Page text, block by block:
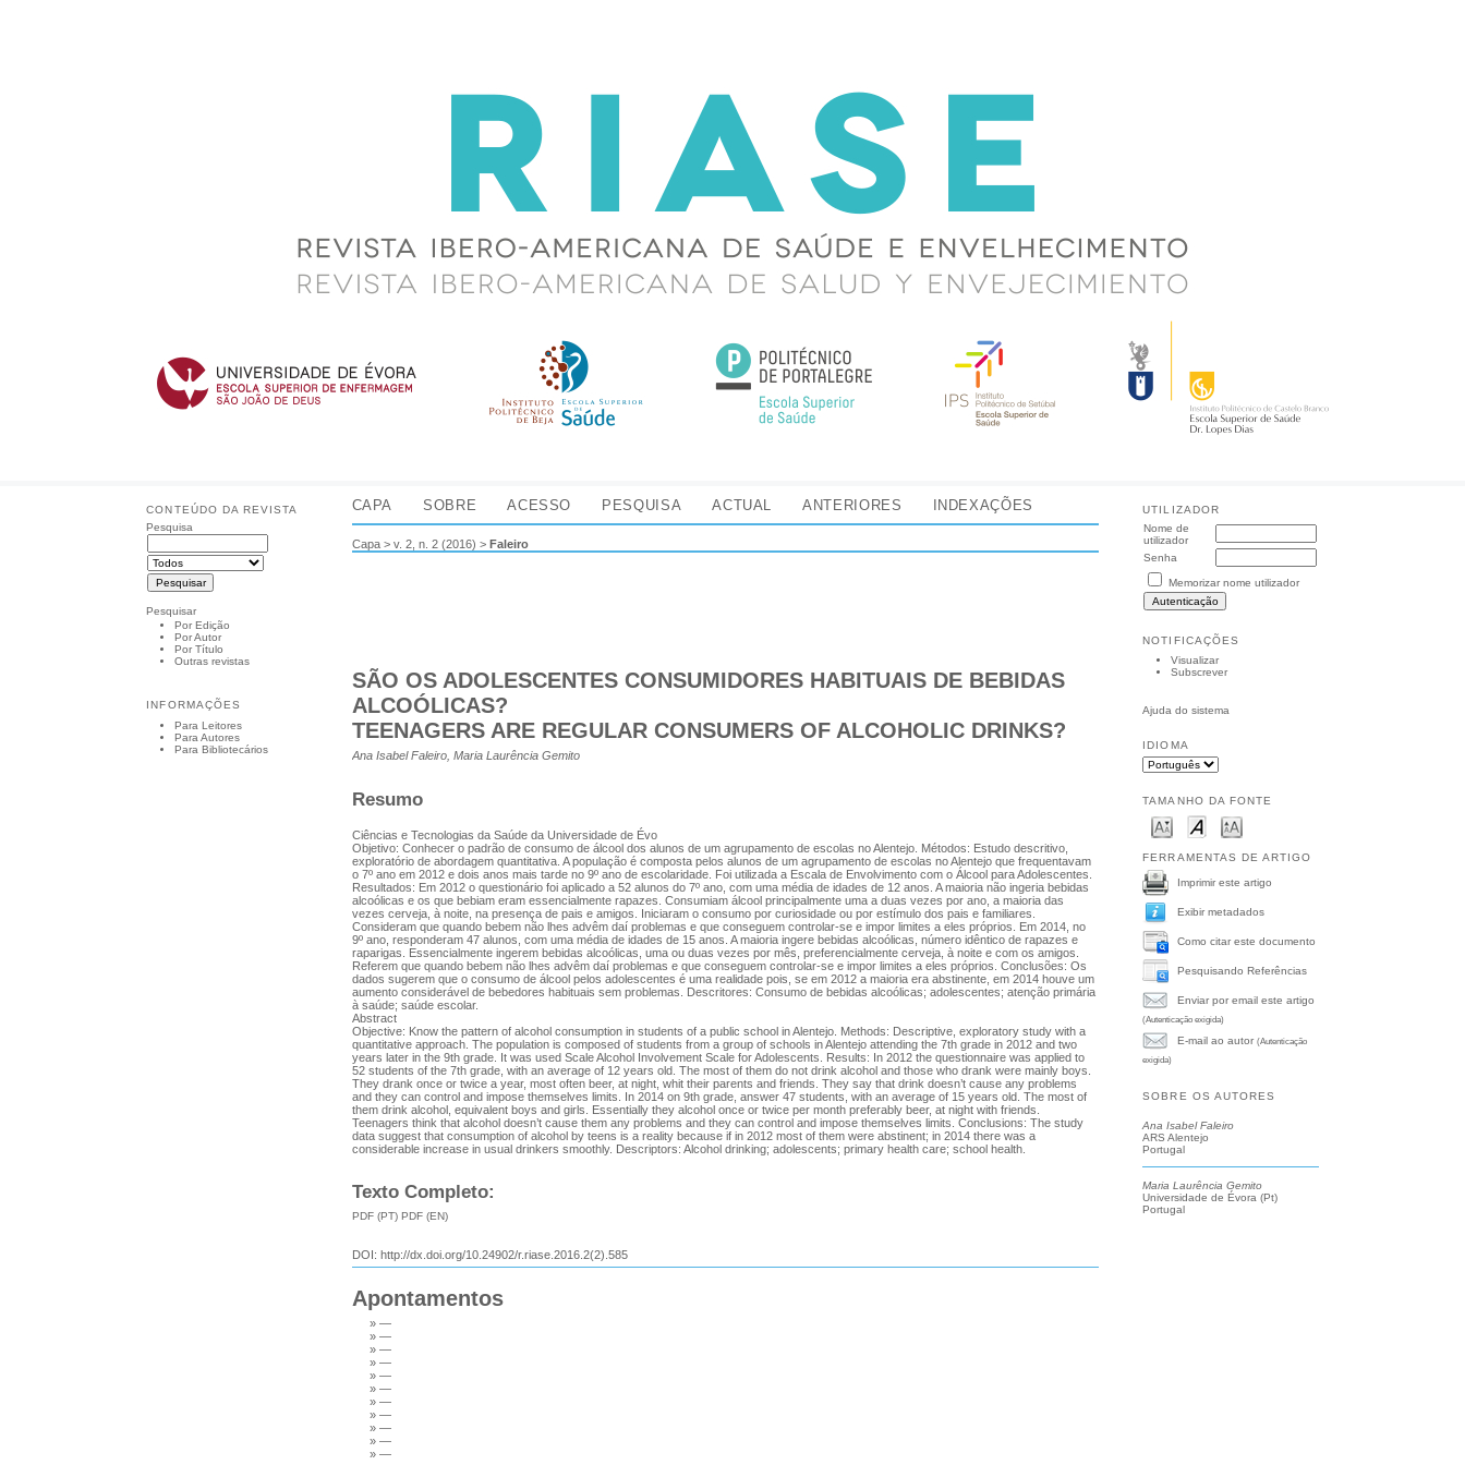
CONTEÚDO DA REVISTA
Pesquisa
Pesquisar
Por Edição
Por Autor
Por Título
Outras revistas
INFORMAÇÕES
Para Leitores
Para Autores
Para Bibliotecários
UTILIZADOR
Nome de
utilizador
Senha
Memorizar nome utilizador
NOTIFICAÇÕES
Visualizar
Subscrever
Ajuda do sistema
IDIOMA
TAMANHO DA FONTE
FERRAMENTAS DE ARTIGO
Imprimir este artigo
Exibir metadados
Como citar este documento
Pesquisando Referências
Enviar por email este artigo
(Autenticação exigida)
E-mail ao autor(Autenticação
exigida)
SOBRE OS AUTORES
Ana Isabel Faleiro
ARS Alentejo
Portugal
Maria Laurência Gemito
Universidade de Évora (Pt)
Portugal
CAPA SOBRE ACESSO PESQUISA ACTUAL ANTERIORES INDEXAÇÕES
Capa> v. 2, n. 2 (2016) > Faleiro
SÃO OS ADOLESCENTES CONSUMIDORES HABITUAIS DE BEBIDAS
ALCOÓLICAS?
TEENAGERS ARE REGULAR CONSUMERS OF ALCOHOLIC DRINKS?
Ana Isabel Faleiro, Maria Laurência Gemito
Resumo
Ciências e Tecnologias da Saúde da Universidade de Évo
Objetivo: Conhecer o padrão de consumo de álcool dos alunos de um agrupamento de escolas no Alentejo. Métodos: Estudo descritivo,
exploratório de abordagem quantitativa. A população é composta pelos alunos de um agrupamento de escolas no Alentejo que frequentavam
o 7º ano em 2012 e dois anos mais tarde no 9º ano de escolaridade. Foi utilizada a Escala de Envolvimento com o Álcool para Adolescentes.
Resultados: Em 2012 o questionário foi aplicado a 52 alunos do 7º ano, com uma média de idades de 12 anos. A maioria não ingeria bebidas
alcoólicas e os que bebiam eram essencialmente rapazes. Consumiam álcool principalmente uma a duas vezes por ano, a maioria das
vezes cerveja, à noite, na presença de pais e amigos. Iniciaram o consumo por curiosidade ou por estímulo dos pais e familiares.
Consideram que quando bebem não lhes advêm daí problemas e que conseguem controlar-se e impor limites a eles próprios. Em 2014, no
9º ano, responderam 47 alunos, com uma média de idades de 15 anos. A maioria ingere bebidas alcoólicas, número idêntico de rapazes e
raparigas. Essencialmente ingerem bebidas alcoólicas, uma ou duas vezes por mês, preferencialmente cerveja, à noite e com os amigos.
Referem que quando bebem não lhes advêm daí problemas e que conseguem controlar-se e impor limites a eles próprios. Conclusões: Os
dados sugerem que o consumo de álcool pelos adolescentes é uma realidade pois, se em 2012 a maioria era abstinente, em 2014 houve um
aumento considerável de bebedores habituais sem problemas. Descritores: Consumo de bebidas alcoólicas; adolescentes; atenção primária
à saúde; saúde escolar.
Abstract
Objective: Know the pattern of alcohol consumption in students of a public school in Alentejo. Methods: Descriptive, exploratory study with a
quantitative approach. The population is composed of students from a group of schools in Alentejo attending the 7th grade in 2012 and two
years later in the 9th grade. It was used Scale Alcohol Involvement Scale for Adolescents. Results: In 2012 the questionnaire was applied to
52 students of the 7th grade, with an average of 12 years old. The most of them do not drink alcohol and those who drank were mainly boys.
They drank once or twice a year, most often beer, at night, whit their parents and friends. They say that drink doesn’t cause any problems
and they can control and impose themselves limits. In 2014 on 9th grade, answer 47 students, with an average of 15 years old. The most of
them drink alcohol, equivalent boys and girls. Essentially they alcohol once or twice per month preferably beer, at night with friends.
Teenagers think that alcohol doesn’t cause them any problems and they can control and impose themselves limits. Conclusions: The study
data suggest that consumption of alcohol by teens is a reality because if in 2012 most of them were abstinent; in 2014 there was a
considerable increase in usual drinkers smoothly. Descriptors: Alcohol drinking; adolescents; primary health care; school health.
Texto Completo:
PDF (PT) PDF (EN)
DOI: http://dx.doi.org/10.24902/r.riase.2016.2(2).585
Apontamentos
»—
»—
»—
»—
»—
»—
»—
»—
»—
»—
»—